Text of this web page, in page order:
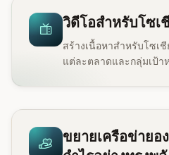
วิดีโอสำหรับโซเ
สร้างเนื้อหาสำหรับโซเ
แต่ละตลาดและกลุ่มเป้
ขยายเครือข่ายอ